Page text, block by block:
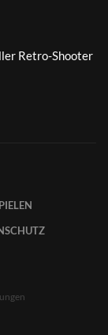
Retro-Shooter